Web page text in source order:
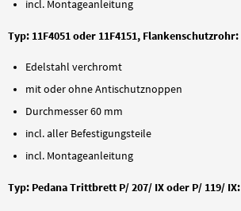
incl. Montageanleitung
Typ: 11F4051 oder 11F4151, Flankenschutzrohr:
Edelstahl verchromt
mit oder ohne Antischutznoppen
Durchmesser 60 mm
incl. aller Befestigungsteile
incl. Montageanleitung
Typ: Pedana Trittbrett P/ 207/ IX oder P/ 119/ IX: